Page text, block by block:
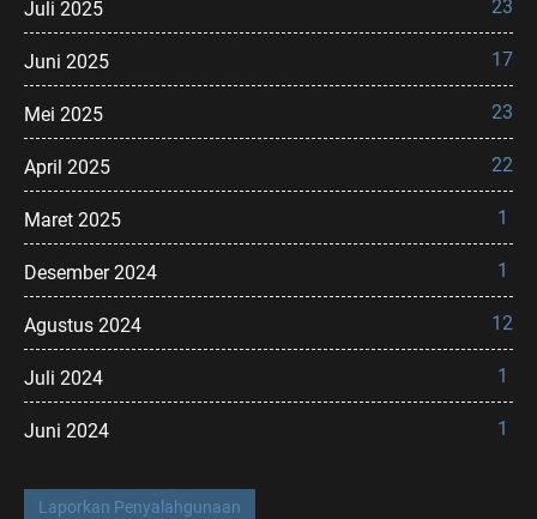
Juli 2025 23
Juni 2025 17
Mei 2025 23
April 2025 22
Maret 2025 1
Desember 2024 1
Agustus 2024 12
Juli 2024 1
Juni 2024 1
Laporkan Penyalahgunaan